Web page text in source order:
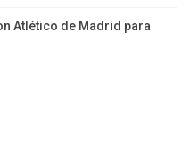
Atlético de Madrid para